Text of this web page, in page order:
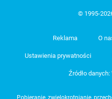
© 1995-
Reklama O
Ustawienia prywatności
Źródło
Pobieranie, zwielokrotnianie,